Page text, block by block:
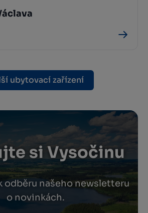
ubytovací zařízení
si Vysočinu
odběru našeho newsletteru
o novinkách.